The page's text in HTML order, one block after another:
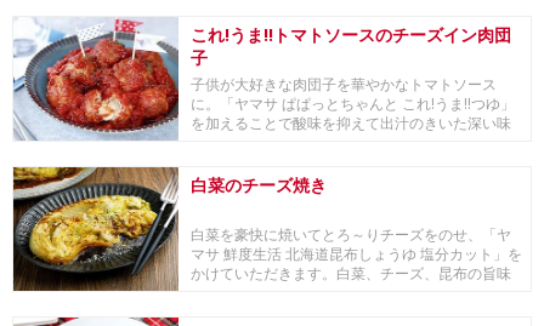
これ!うま!!トマトソースのチーズイン肉団
子
子供が大好きな肉団子を華やかなトマトソース
に。「ヤマサ ぱぱっとちゃんと これ!うま!!つゆ」
を加えることで酸味を抑えて出汁のきいた深い味
白菜のチーズ焼き
白菜を豪快に焼いてとろ～りチーズをのせ、「ヤ
マサ 鮮度生活 北海道昆布しょうゆ 塩分カット」を
かけていただきます。白菜、チーズ、昆布の旨味